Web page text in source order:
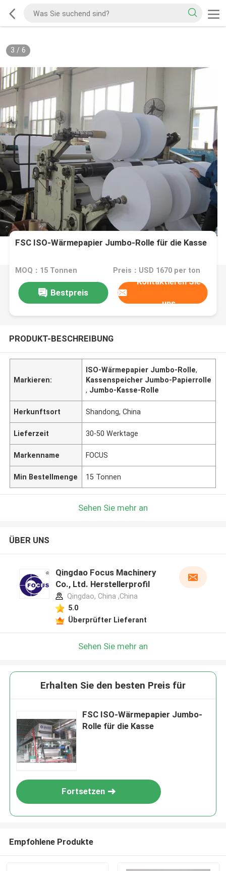
Hinterlass eine Nachricht
3 / 6
FSC ISO-Wärmepapier Jumbo-Rolle für die Kasse
MOQ：15 Tonnen Preis：USD 1670 per ton
Bestpreis
Kontaktieren Sie
uns
PRODUKT-BESCHREIBUNG
Markieren:
ISO-Wärmepapier Jumbo-Rolle,
Kassenspeicher Jumbo-Papierrolle
, Jumbo-Kasse-Rolle
Herkunftsort Shandong, China
Lieferzeit 30-50 Werktage
Markenname FOCUS
Min Bestellmenge 15 Tonnen
Sehen Sie mehr an
ÜBER UNS
Qingdao Focus Machinery
Co., Ltd. Herstellerprofil
Qingdao, China ,China
5.0
Überprüfter Lieferant
Sehen Sie mehr an
Erhalten Sie den besten Preis für
FSC ISO-Wärmepapier Jumbo-
Rolle für die Kasse
Fortsetzen
Empfohlene Produkte